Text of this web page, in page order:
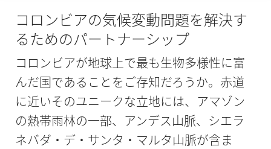
コロンビアの気候変動問題を解決す
るためのパートナーシップ
コロンビアが地球上で最も生物多様性に富
んだ国であることをご存知だろうか。赤道
に近いそのユニークな立地には、アマゾン
の熱帯雨林の一部、アンデス山脈、シエラ
ネバダ・デ・サンタ・マルタ山脈が含ま